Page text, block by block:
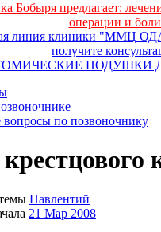
Бобыря предлагает:
операции и
линия клиники "ММЦ
получите
ПОДУШКИ
вопросы по позвоночнику
Павлентий
21 Мар 2008